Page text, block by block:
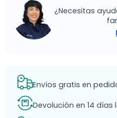
¿Necesitas
Envíos gratis en
Devolución en 14 días